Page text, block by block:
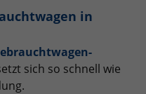
in
sich so schnell wie